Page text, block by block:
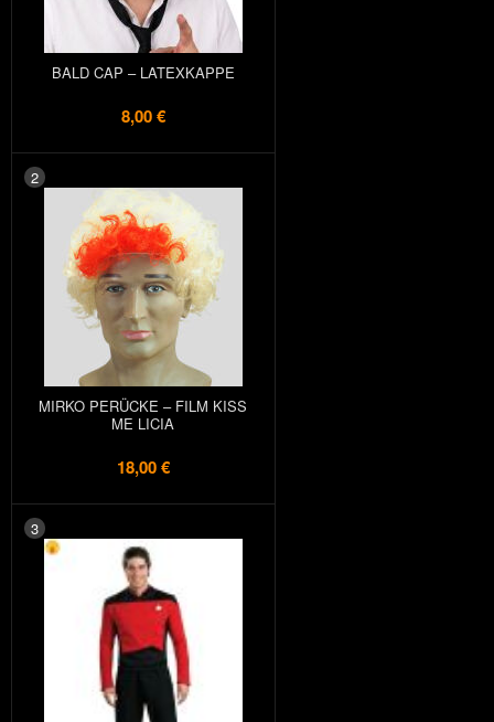
BALD CAP – LATEXKAPPE
8,00 €
2
MIRKO PERÜCKE – FILM KISS
ME LICIA
18,00 €
3